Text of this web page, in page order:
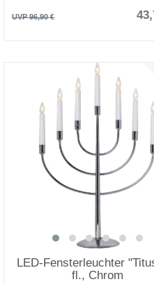
UVP 96,90 €
LED-Fensterleuchter
fl., Chrom